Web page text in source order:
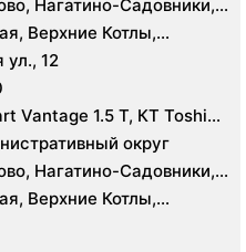
Нагатино-Садовники,
, Царицыно, Северное
Южное Чертаново
Верхние Котлы,
Крымская, Нагатинская,
Профсоюзная,
ул., 12
Vantage 1.5 Т, КТ Toshiba
Aplio 500, Medison
округ
Нагатино-Садовники,
, Царицыно, Северное
Южное Чертаново
Верхние Котлы,
Крымская, Нагатинская,
Профсоюзная,